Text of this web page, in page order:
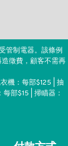
管制電器。該條例
徵費，顧客不需再
機：每部$125 | 抽
部$15 | 掃瞄器：